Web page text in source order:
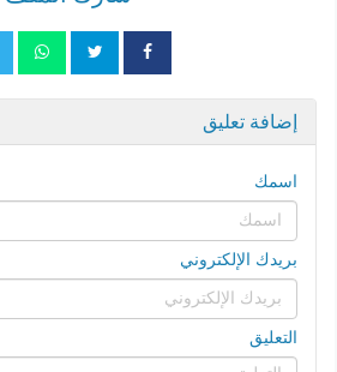
إضافة تعليق
اسمك
بريدك الإلكتروني
التعليق